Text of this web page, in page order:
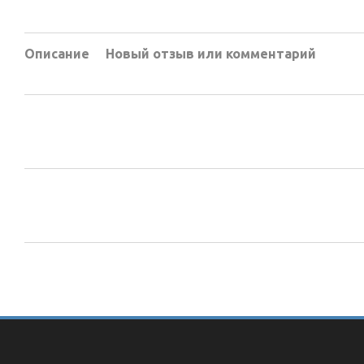
Описание Новый отзыв или комментарий